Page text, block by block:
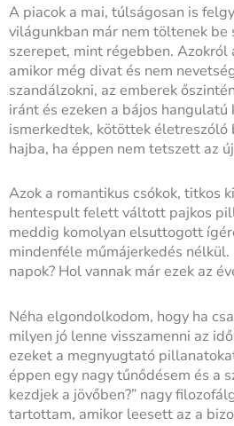
A piacok a mai, túlságosan is
világunkban már nem töltenek be
szerepet, mint régebben. Azokról
amikor még divat és nem
szandálzokni, az emberek
iránt és ezeken a bájos hangulatú
ismerkedtek, kötöttek
hajba, ha éppen nem tetszett az
Azok a romantikus csókok, titkos
hentespult felett váltott pajkos
meddig komolyan elsuttogott
mindenféle műmájerkedés nélkül.
napok? Hol vannak már ezek az
Néha elgondolkodom, hogy ha
milyen jó lenne visszamenni az
ezeket a megnyugtató
éppen egy nagy tűnődésem és a
kezdjek a jövőben?” nagy
tartottam, amikor leesett az a